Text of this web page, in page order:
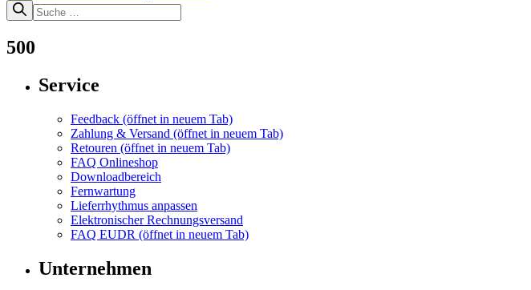
500
Service
Feedback (öffnet in neuem Tab)
Zahlung & Versand (öffnet in neuem Tab)
Retouren (öffnet in neuem Tab)
FAQ Onlineshop
Downloadbereich
Fernwartung
Lieferrhythmus anpassen
Elektronischer Rechnungsversand
FAQ EUDR (öffnet in neuem Tab)
Unternehmen